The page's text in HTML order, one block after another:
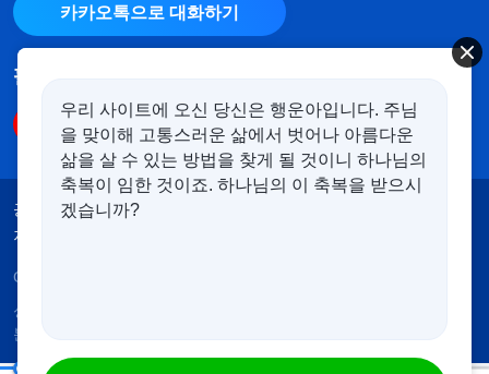
카카오톡으로 대화하기
팔로우하기
공지 이용약관
저작권 명시
Copyright © 2026
성경은 개역한글에서 인용하였습니다. 이 사이트에는 부
분적으로 다음체를 사용하였습니다.
우리 사이트에 오신 당신은 행운아입니다. 주님
을 맞이해 고통스러운 삶에서 벗어나 아름다운
삶을 살 수 있는 방법을 찾게 될 것이니 하나님의
축복이 임한 것이죠. 하나님의 이 축복을 받으시
겠습니까?